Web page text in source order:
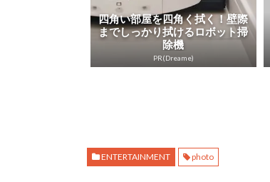
四角い部屋を四角く拭く！壁際
までしっかり拭けるロボット掃
除機
PR(Dreame)
ENTERTAINMENT photo